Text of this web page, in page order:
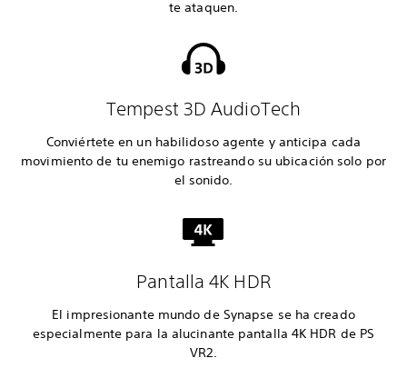
te ataquen.
Tempest 3D AudioTech
Conviértete en un habilidoso agente y anticipa cada
movimiento de tu enemigo rastreando su ubicación solo por
el sonido.
Pantalla 4K HDR
El impresionante mundo de Synapse se ha creado
especialmente para la alucinante pantalla 4K HDR de PS
VR2.